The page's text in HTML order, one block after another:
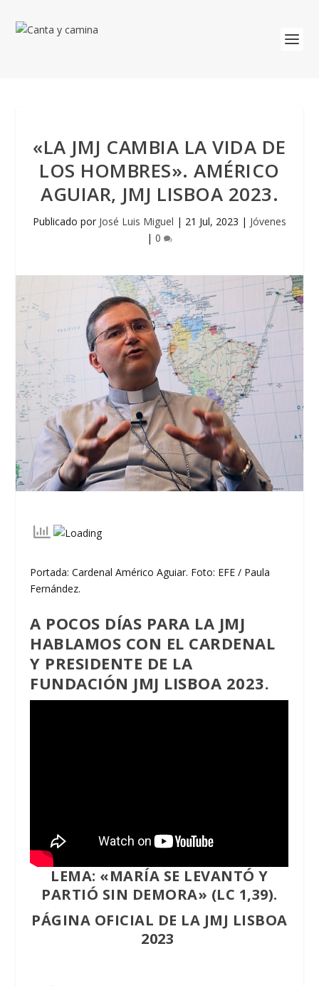
«LA JMJ CAMBIA LA VIDA DE
LOS HOMBRES». AMÉRICO
AGUIAR, JMJ LISBOA 2023.
Publicado por José Luis Miguel | 21 Jul, 2023 | Jóvenes
| 0
Portada: Cardenal Américo Aguiar. Foto: EFE / Paula
Fernández.
A POCOS DÍAS PARA LA JMJ
HABLAMOS CON EL CARDENAL
Y PRESIDENTE DE LA
FUNDACIÓN JMJ LISBOA 2023.
LEMA: «MARÍA SE LEVANTÓ Y
PARTIÓ SIN DEMORA» (LC 1,39).
PÁGINA OFICIAL DE LA JMJ LISBOA
2023